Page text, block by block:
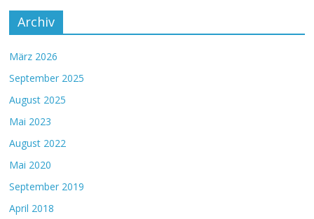
Archiv
März 2026
September 2025
August 2025
Mai 2023
August 2022
Mai 2020
September 2019
April 2018